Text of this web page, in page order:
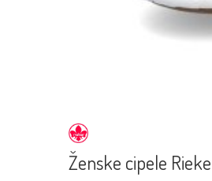
Ženske cipele